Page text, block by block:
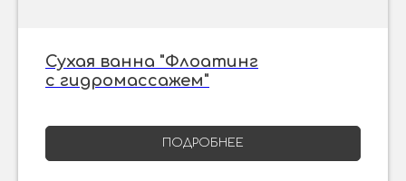
Сухая ванна "Флоатинг
с гидромассажем"
ПОДРОБНЕЕ